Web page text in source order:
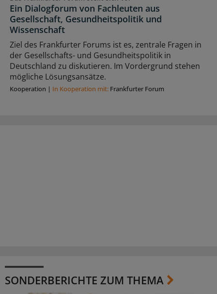
Ein Dialogforum von Fachleuten aus
Gesellschaft, Gesundheitspolitik und
Wissenschaft
Ziel des Frankfurter Forums ist es, zentrale Fragen in
der Gesellschafts- und Gesundheitspolitik in
Deutschland zu diskutieren. Im Vordergrund stehen
mögliche Lösungsansätze.
Kooperation | In Kooperation mit: Frankfurter Forum
SONDERBERICHTE ZUM THEMA